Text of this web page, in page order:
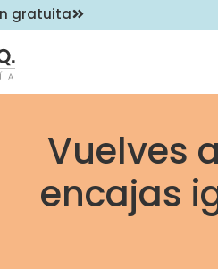
gratuita
Vuelves
encajas